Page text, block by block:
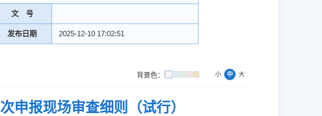
文 号
发布日期 2025-12-10 17:02:51
背景色： 小 中 大
申报现场审查细则（试行）